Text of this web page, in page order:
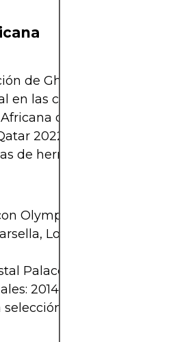
de Ghana en 2010, y
en las convocatorias. Ha
de Naciones
2022. Junto a su
de hermanos más
Olympique de Marsella
Lorient, Aston Villa,
Palace 2019-20
2014 y 2022
de Ghana